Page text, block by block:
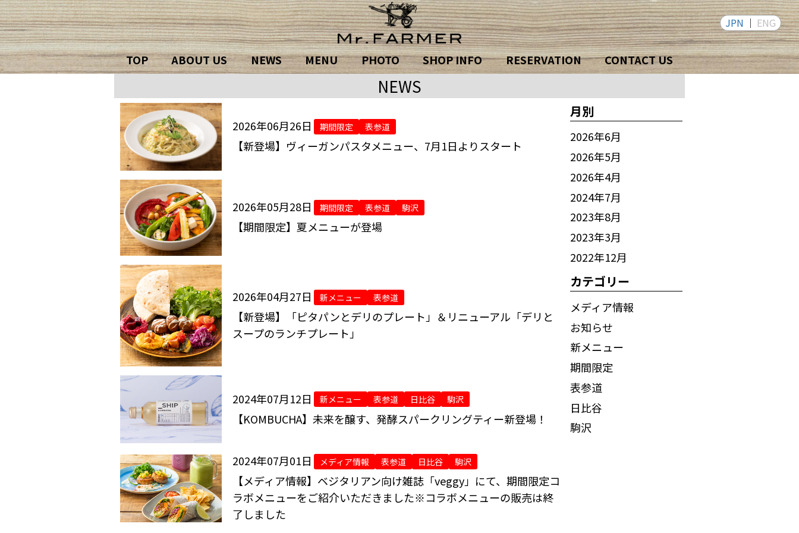
TOP ABOUT US NEWS MENU PHOTO SHOP INFO RESERVATION CONTACT US
JPN ENG
NEWS
2026年06月26日 期間限定 表参道
【新登場】ヴィーガンパスタメニュー、7月1日よりスタート
2026年05月28日 期間限定 表参道 駒沢
【期間限定】夏メニューが登場
2026年04月27日 新メニュー 表参道
【新登場】「ピタパンとデリのプレート」＆リニューアル「デリと
スープのランチプレート」
2024年07月12日 新メニュー 表参道 日比谷 駒沢
【KOMBUCHA】未来を醸す、発酵スパークリングティー新登場！
2024年07月01日 メディア情報 表参道 日比谷 駒沢
【メディア情報】ベジタリアン向け雑誌「veggy」にて、期間限定コ
ラボメニューをご紹介いただきました※コラボメニューの販売は終
了しました
月別
2026年6月
2026年5月
2026年4月
2024年7月
2023年8月
2023年3月
2022年12月
カテゴリー
メディア情報
お知らせ
新メニュー
期間限定
表参道
日比谷
駒沢